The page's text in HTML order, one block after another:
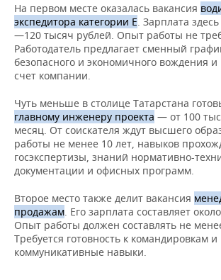
ОТКРЫТАЯ ЛЕКЦИЯ
БАСКЕТБОЛ
ВОЛЕЙБОЛ
ФИГУРНОЕ КАТАНИЕ
ВОДНЫЕ ВИДЫ СПОРТА
ИНФРАСТРУКТУРА
ИСТОРИЯ
МЕДИЦИНА
ОБРАЗОВАНИЕ
СПРАВОЧНИК
СПИСОК ПЕРСОН
ПОЛНАЯ ВЕРСИЯ
На первом месте оказалась вакансия
экспедитора категории Е. Зарплата
—120 тысяч рублей. Опыт работы не
Работодатель предлагает сменный
безопасного и экономичного вождения и
счет компании.
Чуть меньше в столице Татарстана
главному инженеру проекта — от 100
месяц. От соискателя ждут высшего
работы не менее 10 лет, навыков
госэкспертизы, знаний нормативно-
документации и офисных программ.
Второе место также делит вакансия
продажам. Его зарплата составляет
Опыт работы должен составлять не
Требуется готовность к командировкам
коммуникативные навыки.